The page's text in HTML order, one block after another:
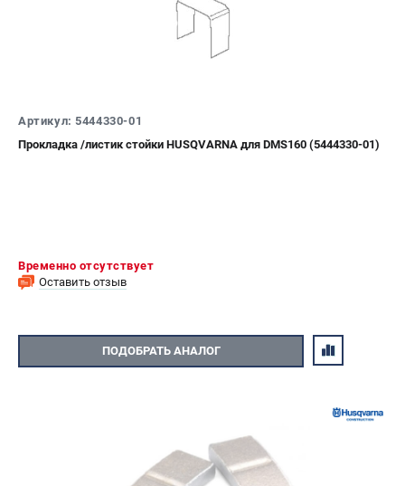
Артикул: 5444330-01
Прокладка /листик стойки HUSQVARNA для DMS160 (5444330-01)
Временно отсутствует
Оставить отзыв
ПОДОБРАТЬ АНАЛОГ